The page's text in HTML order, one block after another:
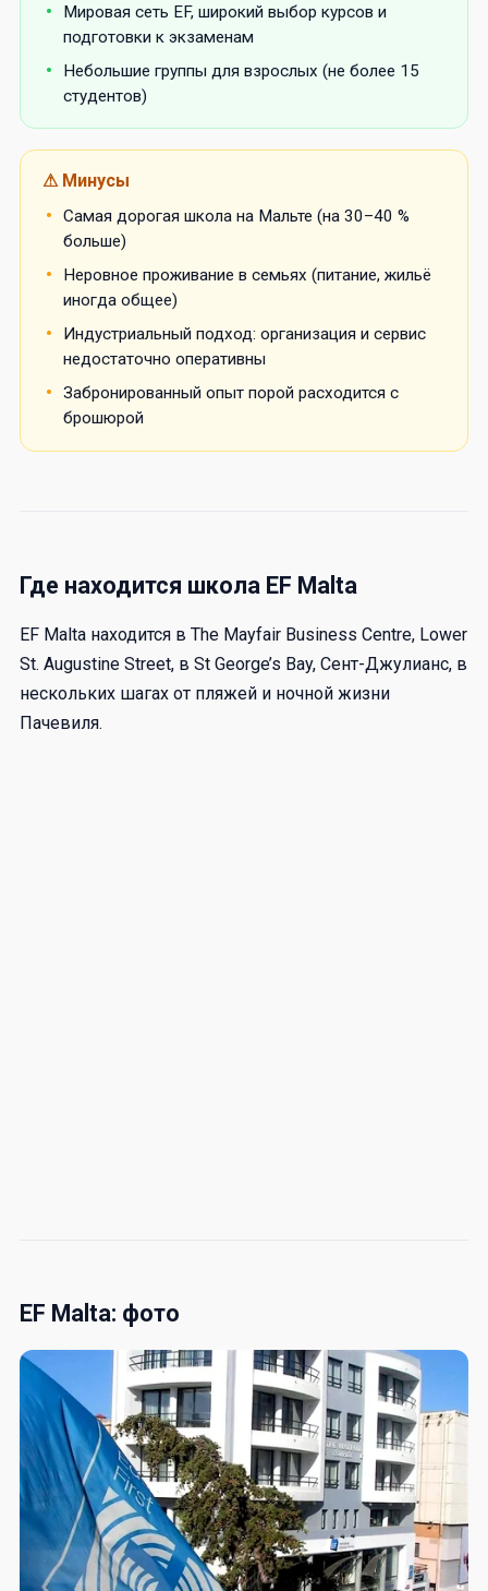
Мировая сеть EF, широкий выбор курсов и
подготовки к экзаменам
Небольшие группы для взрослых (не более 15
студентов)
Минусы
Самая дорогая школа на Мальте (на 30–40 %
больше)
Неровное проживание в семьях (питание, жильё
иногда общее)
Индустриальный подход: организация и сервис
недостаточно оперативны
Забронированный опыт порой расходится с
брошюрой
Где находится школа EF Malta
EF Malta находится в The Mayfair Business Centre, Lower
St. Augustine Street, в St George’s Bay, Сент-Джулианс, в
нескольких шагах от пляжей и ночной жизни
Пачевиля.
EF Malta: фото